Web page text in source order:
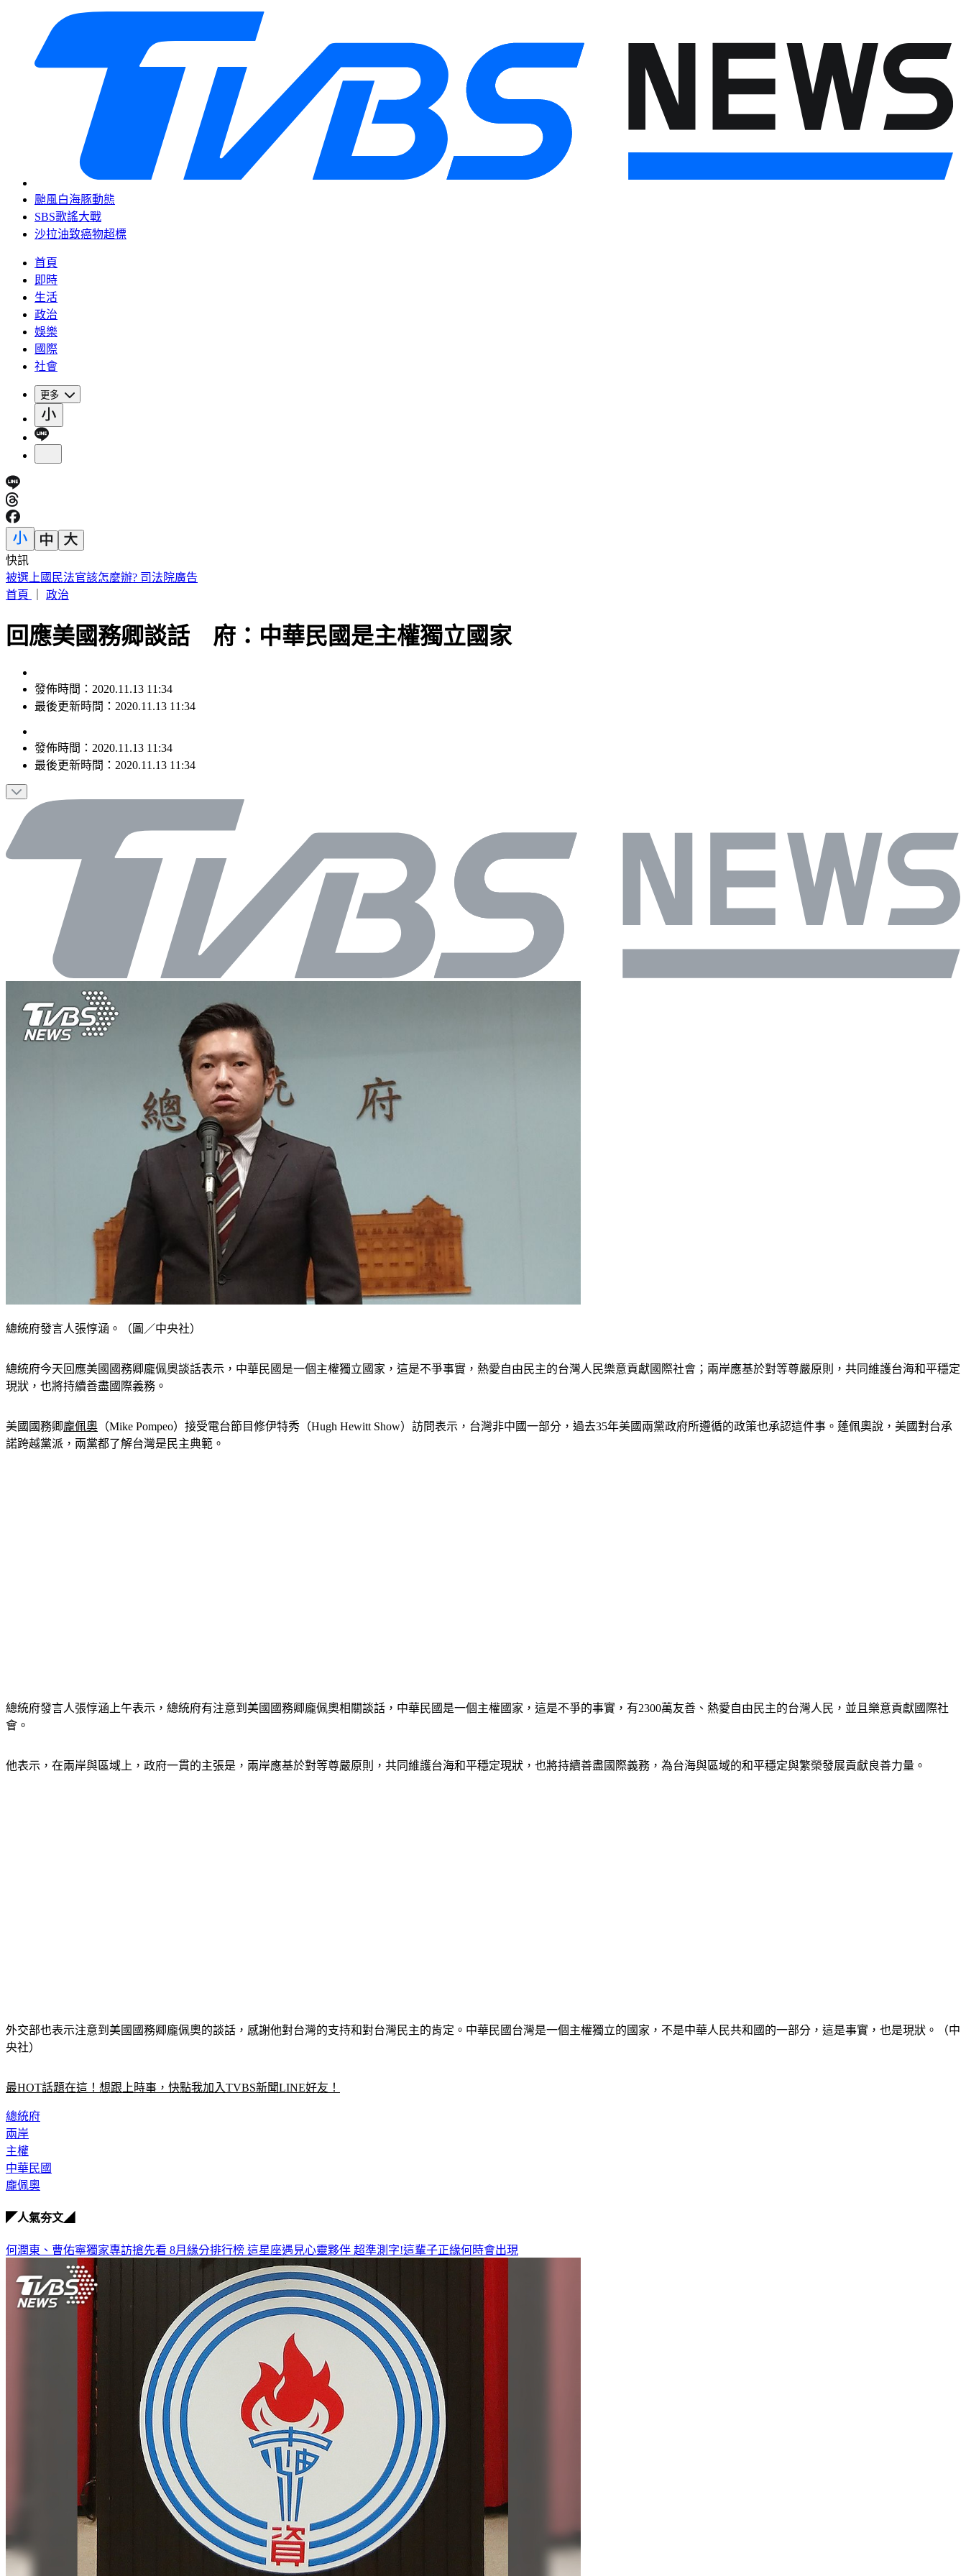
颱風白海豚動態
SBS歌謠大戰
沙拉油致癌物超標
首頁
即時
生活
政治
娛樂
國際
社會
更多
快訊
被選上國民法官該怎麼辦? 司法院廣告
首頁
政治
回應美國務卿談話 府：中華民國是主權獨立國家
發佈時間：2020.11.13 11:34
最後更新時間：2020.11.13 11:34
發佈時間： 2020.11.13 11:34
最後更新時間： 2020.11.13 11:34
總統府發言人張惇涵。（圖／中央社）
總統府今天回應美國國務卿龐佩奧談話表示，中華民國是一個主權獨立國家，這是不爭事實，熱愛自由民主的台灣人民樂意貢獻國際社會；兩岸應基於對等尊嚴原則，共同維護台海和平穩定
現狀，也將持續善盡國際義務。
美國國務卿龐佩奧 （Mike Pompeo）接受電台節目修伊特秀（Hugh Hewitt Show）訪問表示，台灣非中國一部分，過去35年美國兩黨政府所遵循的政策也承認這件事。蓬佩奧說，美國對台承
諾跨越黨派，兩黨都了解台灣是民主典範。
總統府發言人張惇涵上午表示，總統府有注意到美國國務卿龐佩奧相關談話，中華民國是一個主權國家，這是不爭的事實，有2300萬友善、熱愛自由民主的台灣人民，並且樂意貢獻國際社
會。
他表示，在兩岸與區域上，政府一貫的主張是，兩岸應基於對等尊嚴原則，共同維護台海和平穩定現狀，也將持續善盡國際義務，為台海與區域的和平穩定與繁榮發展貢獻良善力量。
外交部也表示注意到美國國務卿龐佩奧的談話，感謝他對台灣的支持和對台灣民主的肯定。中華民國台灣是一個主權獨立的國家，不是中華人民共和國的一部分，這是事實，也是現狀。（中
央社）
最HOT話題在這！想跟上時事，快點我加入TVBS新聞LINE好友！
總統府
兩岸
主權
中華民國
龐佩奧
◤人氣夯文◢
何潤東、曹佑寧獨家專訪搶先看 8月緣分排行榜 這星座遇見心靈夥伴 超準測字!這輩子正緣何時會出現